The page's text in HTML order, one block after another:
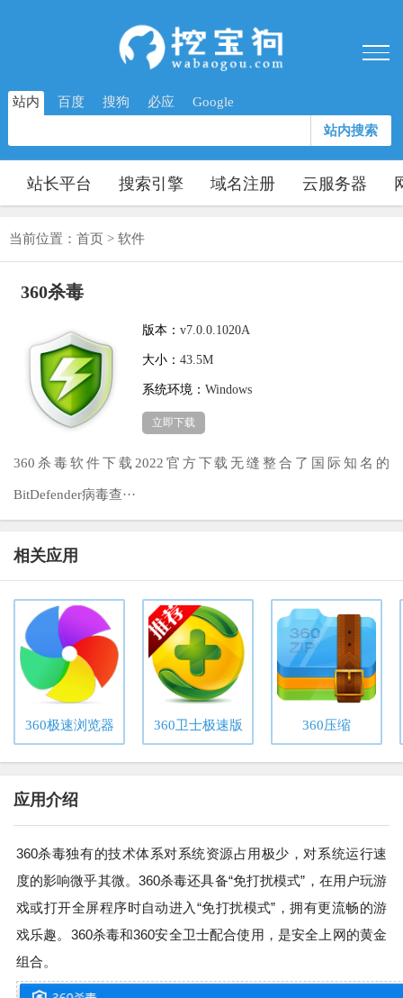
站内 百度 搜狗 必应 Google
站内搜索
站长平台 搜索引擎 域名注册 云服务器
当前位置： 首页 > 软件
360杀毒
版本：v7.0.0.1020A
大小：43.5M
系统环境：Windows
立即下载
360杀毒软件下载2022官方下载无缝整合了国际知名的
BitDefender病毒查···
相关应用
360极速浏览器 360卫士极速版 360压缩
应用介绍
360杀毒独有的技术体系对系统资源占用极少，对系统运行速
度的影响微乎其微。360杀毒还具备“免打扰模式”，在用户玩游
戏或打开全屏程序时自动进入“免打扰模式”，拥有更流畅的游
戏乐趣。360杀毒和360安全卫士配合使用，是安全上网的黄金
组合。